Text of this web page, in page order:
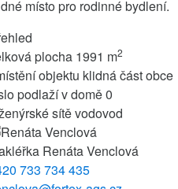
místo pro rodinné bydlení.
plocha 1991 m2
objektu klidná část obce
podlaží v domě0
sítěvodovod
Renáta Venclová
733 734 435